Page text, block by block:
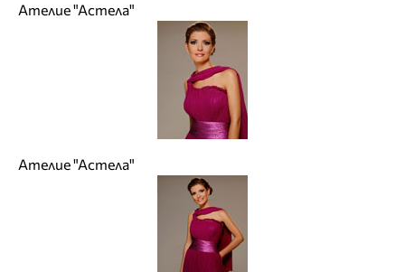
Ателие "Астела"
Ателие "Астела"